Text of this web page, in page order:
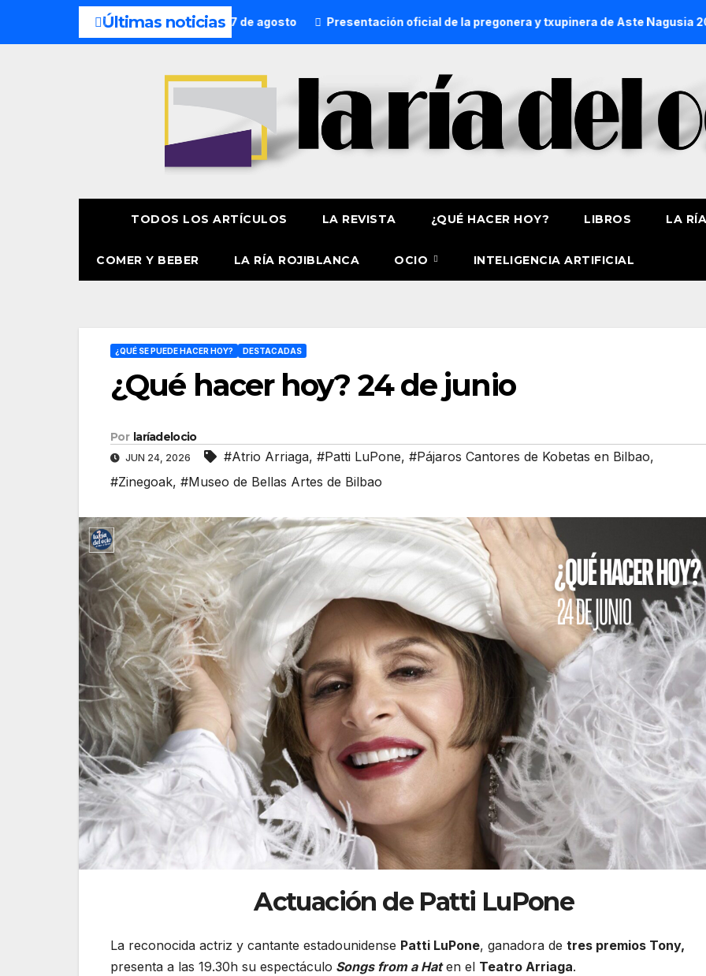
Últimas noticias
¿Qué hacer hoy? 7 de agosto Presentación oficial de la pregonera y txupinera de Aste Nagusia 2026 La
TODOS LOS ARTÍCULOS LA REVISTA ¿QUÉ HACER HOY? LIBROS LA
COMER Y BEBER LA RÍA ROJIBLANCA OCIO INTELIGENCIA ARTIFICIAL
¿QUÉ SE PUEDE HACER HOY? DESTACADAS
¿Qué hacer hoy? 24 de junio
Por laríadelocio
JUN 24, 2026 #Atrio Arriaga, #Patti LuPone, #Pájaros Cantores de Kobetas en Bilbao,
#Zinegoak, #Museo de Bellas Artes de Bilbao
Actuación de Patti LuPone
La reconocida actriz y cantante estadounidense Patti LuPone, ganadora de tres premios Tony,
presenta a las 19.30h su espectáculo Songs from a Haten el Teatro Arriaga.